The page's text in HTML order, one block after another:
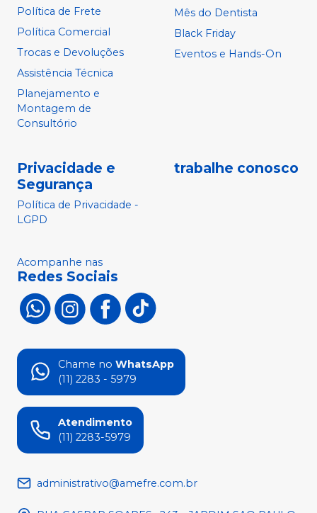
Política de Frete
Política Comercial
Trocas e Devoluções
Assistência Técnica
Planejamento e
Montagem de
Consultório
Mês do Dentista
Black Friday
Eventos e Hands-On
Privacidade e
Segurança
Política de Privacidade -
LGPD
trabalhe conosco
Acompanhe nas
Redes Sociais
Chame no WhatsApp
(11) 2283 - 5979
Atendimento
(11) 2283-5979
administrativo@amefre.com.br